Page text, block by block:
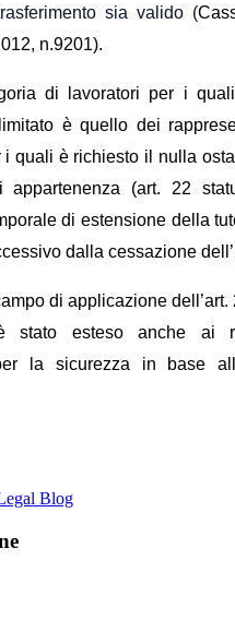
sia valido (
n.9201).
di lavoratori per i
è quello dei
i quali è richiesto il nulla
appartenenza (art. 22
di estensione della
dalla cessazione
di applicazione
stato esteso anche ai
la sicurezza in base
Blog